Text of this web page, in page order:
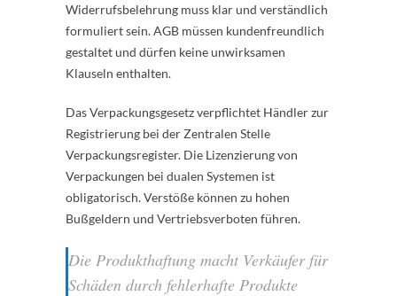
Widerrufsbelehrung muss klar und verständlich
formuliert sein. AGB müssen kundenfreundlich
gestaltet und dürfen keine unwirksamen
Klauseln enthalten.
Das Verpackungsgesetz verpflichtet Händler zur
Registrierung bei der Zentralen Stelle
Verpackungsregister. Die Lizenzierung von
Verpackungen bei dualen Systemen ist
obligatorisch. Verstöße können zu hohen
Bußgeldern und Vertriebsverboten führen.
Die Produkthaftung macht Verkäufer für
Schäden durch fehlerhafte Produkte